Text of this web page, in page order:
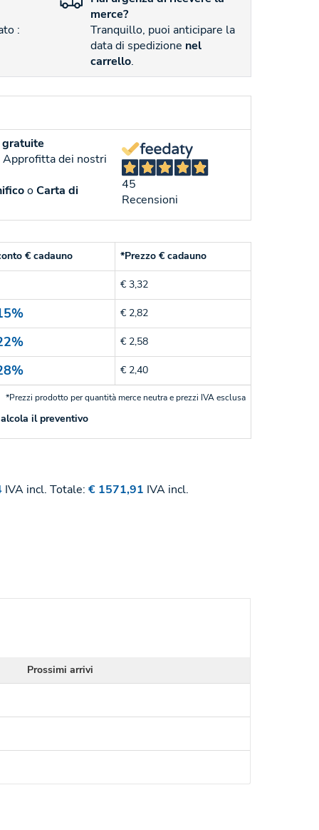
:
merce?
Tranquillo, puoi anticipare la
data di spedizione nel
carrello.
Approfitta dei nostri
oCarta di
45
Recensioni
€ cadauno *Prezzo € cadauno
€ 3,32
€ 2,82
€ 2,58
€ 2,40
*Prezzi prodotto per quantità merce neutra e prezzi IVA esclusa
il preventivo
IVA incl. Totale: € 1571,91 IVA incl.
Prossimi arrivi